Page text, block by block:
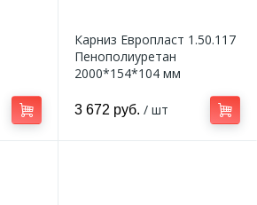
Карниз Европласт 1.50.117
Пенополиуретан
2000*154*104 мм
3 672 руб. / шт